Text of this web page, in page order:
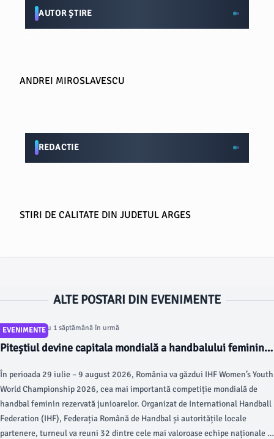
AUTOR ȘTIRE
ANDREI MIROSLAVESCU
REDACTIE
STIRI DE CALITATE DIN JUDETUL ARGES
ALTE POSTARI DIN EVENIMENTE
EVENIMENTE
Articol postat cu 1 săptămână în urmă
Piteștiul devine capitala mondială a handbalului feminin.
În perioada 29 iulie – 9 august 2026, România va găzdui IHF Women’s Youth
World Championship 2026, cea mai importantă competiție mondială de
handbal feminin rezervată junioarelor. Organizat de International Handball
Federation (IHF), Federația Română de Handbal și autoritățile locale
partenere, turneul va reuni 32 dintre cele mai valoroase echipe naționale și